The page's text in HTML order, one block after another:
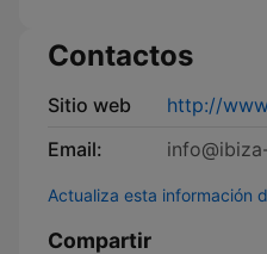
Contactos
Sitio web
http://
Email:
Actualiza esta información
Compartir